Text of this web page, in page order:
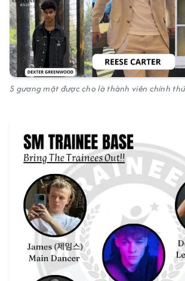
5 gương mặt được cho là thành viên chính